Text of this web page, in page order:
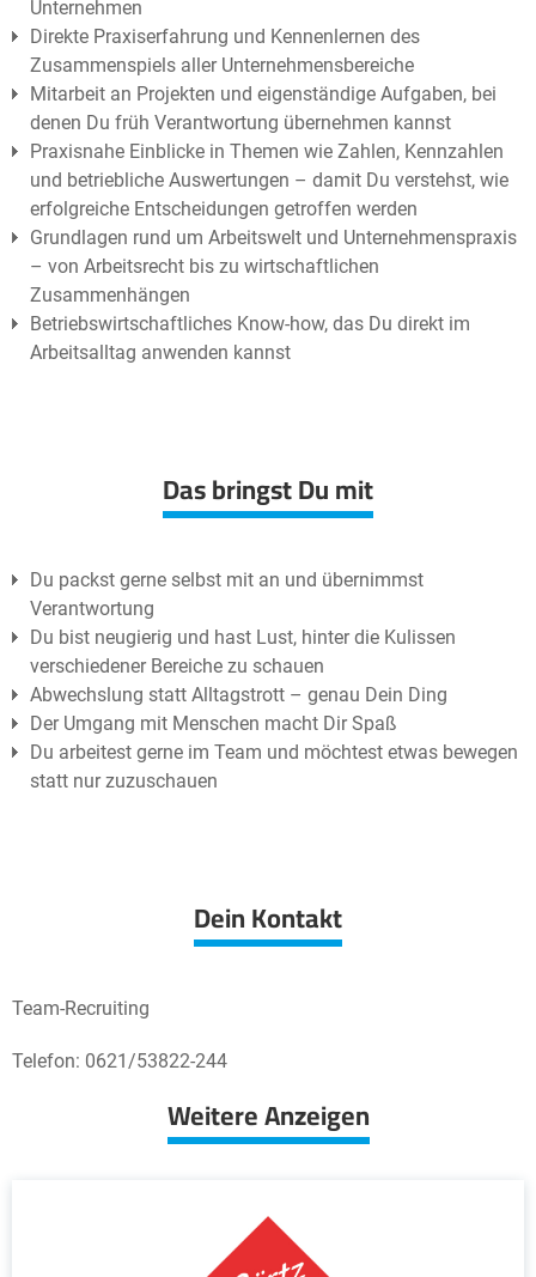
Unternehmen
Direkte Praxiserfahrung und Kennenlernen des
Zusammenspiels aller Unternehmensbereiche
Mitarbeit an Projekten und eigenständige Aufgaben, bei
denen Du früh Verantwortung übernehmen kannst
Praxisnahe Einblicke in Themen wie Zahlen, Kennzahlen
und betriebliche Auswertungen – damit Du verstehst, wie
erfolgreiche Entscheidungen getroffen werden
Grundlagen rund um Arbeitswelt und Unternehmenspraxis
– von Arbeitsrecht bis zu wirtschaftlichen
Zusammenhängen
Betriebswirtschaftliches Know-how, das Du direkt im
Arbeitsalltag anwenden kannst
Das bringst Du mit
Du packst gerne selbst mit an und übernimmst
Verantwortung
Du bist neugierig und hast Lust, hinter die Kulissen
verschiedener Bereiche zu schauen
Abwechslung statt Alltagstrott – genau Dein Ding
Der Umgang mit Menschen macht Dir Spaß
Du arbeitest gerne im Team und möchtest etwas bewegen
statt nur zuzuschauen
Dein Kontakt
Team-Recruiting
Telefon: 0621/53822-244
Weitere Anzeigen